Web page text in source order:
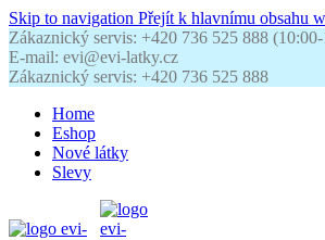
Skip to navigation Přejít k hlavnímu obsahu
Zákaznický servis: +420 736 525 888
E-mail: evi@evi-latky.cz
Zákaznický servis: +420 736 525 888
Home
Eshop
Nové látky
Slevy